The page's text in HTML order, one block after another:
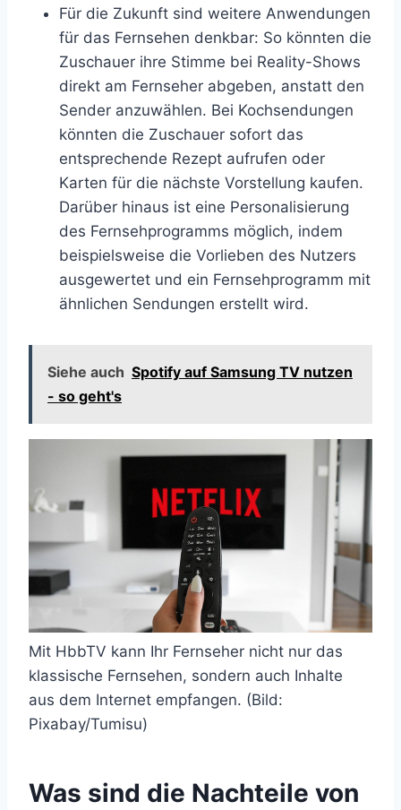
Für die Zukunft sind weitere Anwendungen
für das Fernsehen denkbar: So könnten die
Zuschauer ihre Stimme bei Reality-Shows
direkt am Fernseher abgeben, anstatt den
Sender anzuwählen. Bei Kochsendungen
könnten die Zuschauer sofort das
entsprechende Rezept aufrufen oder
Karten für die nächste Vorstellung kaufen.
Darüber hinaus ist eine Personalisierung
des Fernsehprogramms möglich, indem
beispielsweise die Vorlieben des Nutzers
ausgewertet und ein Fernsehprogramm mit
ähnlichen Sendungen erstellt wird.
Siehe auch Spotify auf Samsung TV nutzen
- so geht's
Mit HbbTV kann Ihr Fernseher nicht nur das
klassische Fernsehen, sondern auch Inhalte
aus dem Internet empfangen. (Bild:
Pixabay/Tumisu)
Was sind die Nachteile von